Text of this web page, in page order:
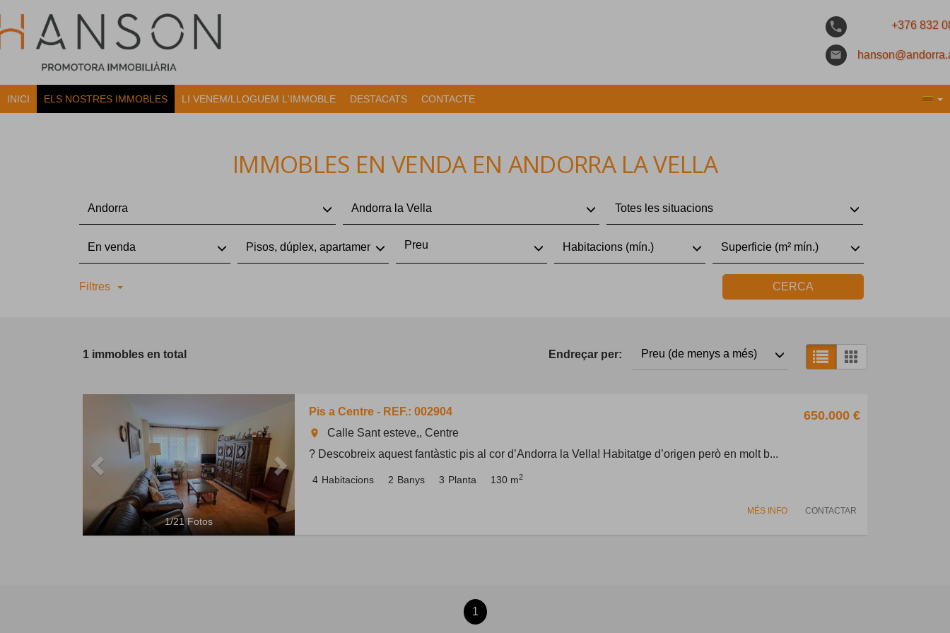
phone +376 832
email
INICI ELS NOSTRES IMMOBLES LI VENEM/LLOGUEM L'IMMOBLE DESTACATS CONTACTE
IMMOBLES EN VENDA EN ANDORRA LA VELLA
Andorra Andorra la Vella Totes les situacions
En venda Pisos, dúplex, apartaments, àticsPreu Habitacions (mín.) Superficie (m² mín.)
Filtres CERCA
1 immobles en total Endreçar per: Preu (de menys a més)
1/21Fotos
Pis a Centre - REF.: 002904 650.000 €
room
Calle Sant esteve,, Centre
? Descobreix aquest fantàstic pis al cor d’Andorra la Vella! Habitatge d’origen però en molt b...
4 Habitacions 2 Banys 3 Planta 130 m2
CONTACTAR
MÉS INFO
1